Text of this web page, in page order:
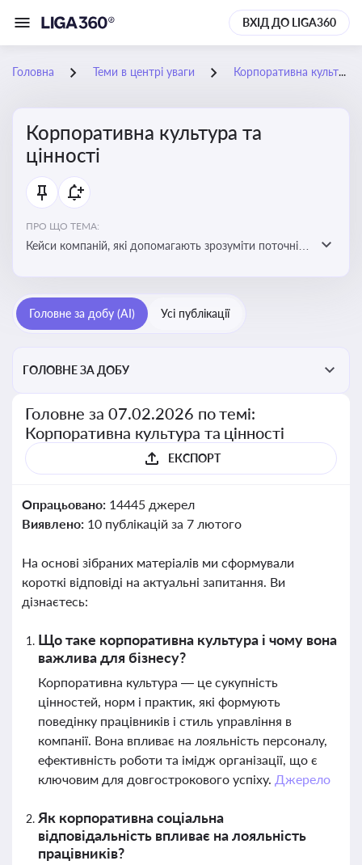
ВХІД ДО LIGA360
Головна Теми в центрі уваги Корпоративна культура та цінності
Корпоративна культура та
цінності
ПРО ЩО ТЕМА:
Кейси компаній, які допомагають зрозуміти поточні
бізнес-середовища
Головне за добу (AI) Усі публікації
ГОЛОВНЕ ЗА ДОБУ
Головне за 07.02.2026 по темі:
Корпоративна культура та цінності
ЕКСПОРТ
Опрацьовано: 14445 джерел
Виявлено: 10 публікацій за 7 лютого
На основі зібраних матеріалів ми сформували
короткі відповіді на актуальні запитання. Ви
дізнаєтесь:
Що таке корпоративна культура і чому вона
важлива для бізнесу?
Корпоративна культура — це сукупність
цінностей, норм і практик, які формують
поведінку працівників і стиль управління в
компанії. Вона впливає на лояльність персоналу,
ефективність роботи та імідж організації, що є
ключовим для довгострокового успіху. Джерело
Як корпоративна соціальна
відповідальність впливає на лояльність
працівників?